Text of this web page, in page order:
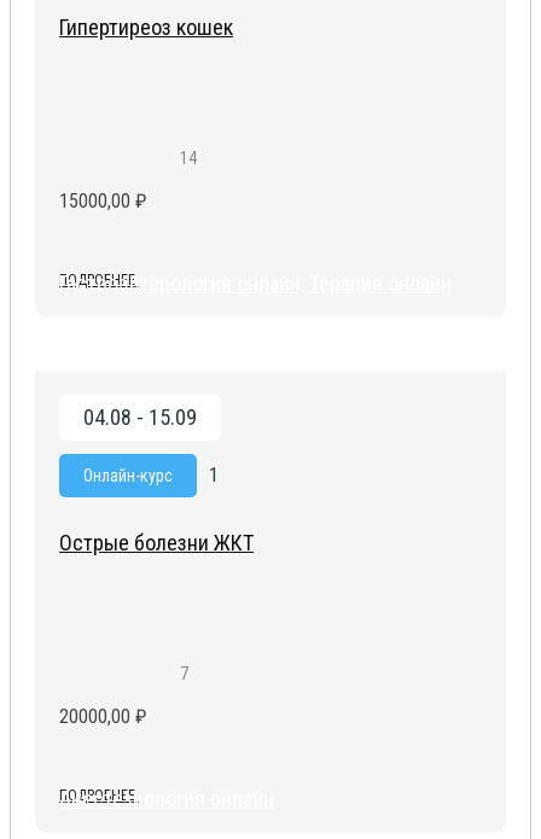
14
Гипертиреоз кошек
15000,00 ₽
ПОДРОБНЕЕ
04.08 - 15.09
Онлайн-курс 1
7
Гастроэнтерология онлайн, Терапия онлайн
Острые болезни ЖКТ
20000,00 ₽
ПОДРОБНЕЕ
Анестезиология онлайн